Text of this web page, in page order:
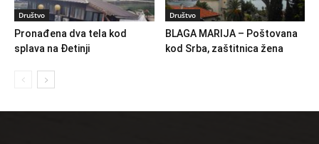
Društvo
Pronađena dva tela kod
splava na Đetinji
Društvo
BLAGA MARIJA – Poštovana
kod Srba, zaštitnica žena